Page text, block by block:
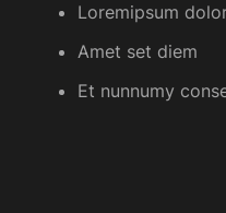
Loremipsum
Amet set diem
Et nunnumy